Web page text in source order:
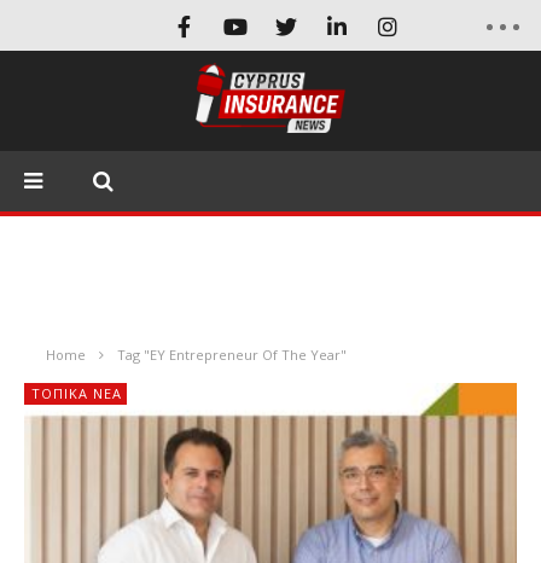
Home Tag "EY Entrepreneur Of The Year"
ΤΟΠΙΚΑ ΝΕΑ